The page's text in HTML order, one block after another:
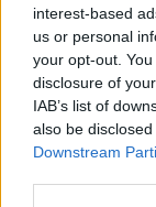
interest-based
us or personal
your opt-out.
disclosure of
IAB’s list of
also be
Downstream
Ροή
Το
Μέσι